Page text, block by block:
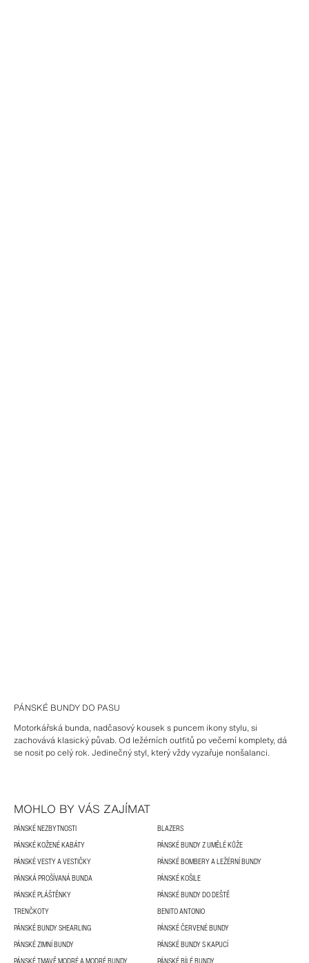
PÁNSKÉ BUNDY DO PASU
Motorkářská bunda, nadčasový kousek s puncem ikony stylu, si
zachovává klasický půvab. Od ležérních outfitů po večerní komplety, dá
se nosit po celý rok. Jedinečný styl, který vždy vyzařuje nonšalanci.
MOHLO BY VÁS ZAJÍMAT
PÁNSKÉ NEZBYTNOSTI
BLAZERS
PÁNSKÉ KOŽENÉ KABÁTY
PÁNSKÉ BUNDY Z UMĚLÉ KŮŽE
PÁNSKÉ VESTY A VESTIČKY
PÁNSKÉ BOMBERY A LEŽÉRNÍ BUNDY
PÁNSKÁ PROŠÍVANÁ BUNDA
PÁNSKÉ KOŠILE
PÁNSKÉ PLÁŠTĚNKY
PÁNSKÉ BUNDY DO DEŠTĚ
TRENČKOTY
BENITO ANTONIO
PÁNSKÉ BUNDY SHEARLING
PÁNSKÉ ČERVENÉ BUNDY
PÁNSKÉ ZIMNÍ BUNDY
PÁNSKÉ BUNDY S KAPUCÍ